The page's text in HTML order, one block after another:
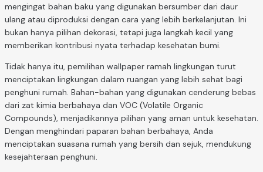
mengingat bahan baku yang digunakan bersumber dari daur
ulang atau diproduksi dengan cara yang lebih berkelanjutan. Ini
bukan hanya pilihan dekorasi, tetapi juga langkah kecil yang
memberikan kontribusi nyata terhadap kesehatan bumi.
Tidak hanya itu, pemilihan wallpaper ramah lingkungan turut
menciptakan lingkungan dalam ruangan yang lebih sehat bagi
penghuni rumah. Bahan-bahan yang digunakan cenderung bebas
dari zat kimia berbahaya dan VOC (Volatile Organic
Compounds), menjadikannya pilihan yang aman untuk kesehatan.
Dengan menghindari paparan bahan berbahaya, Anda
menciptakan suasana rumah yang bersih dan sejuk, mendukung
kesejahteraan penghuni.